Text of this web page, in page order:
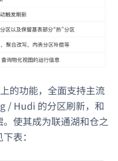
的功能，全面支持主流
/ Hudi 的分区刷新，和
使其成为联通湖和仓之
表：